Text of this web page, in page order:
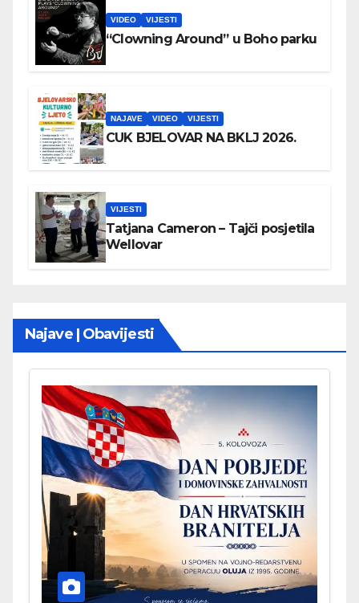
VIDEO VIJESTI
“Clowning Around” u Boho parku
NAJAVE VIDEO VIJESTI
CUK BJELOVAR NA BKLJ 2026.
VIJESTI
Tatjana Cameron – Tajči posjetila
Wellovar
Najave | Obavijesti